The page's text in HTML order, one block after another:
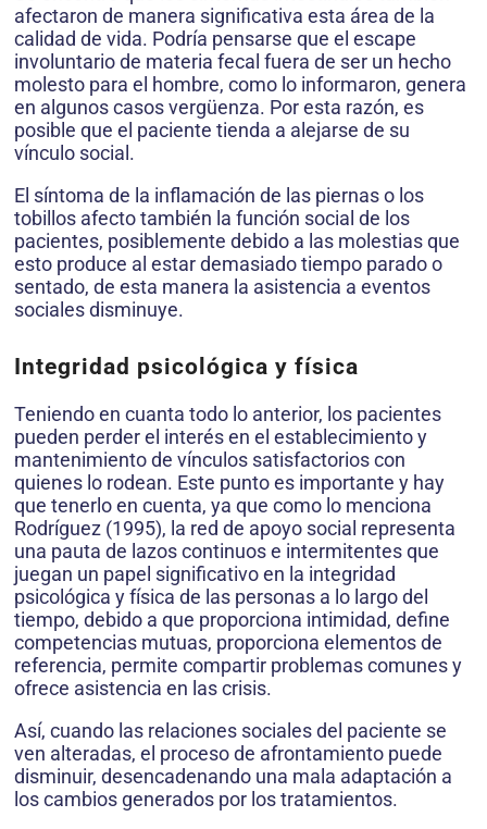
afectaron de manera significativa esta área de la
calidad de vida. Podría pensarse que el escape
involuntario de materia fecal fuera de ser un hecho
molesto para el hombre, como lo informaron, genera
en algunos casos ver­güenza. Por esta razón, es
posible que el pa­ciente tienda a alejarse de su
vínculo social.
El síntoma de la inflamación de las piernas o los
tobillos afecto también la función social de los
pacientes, posiblemente debido a las molestias que
esto produce al estar demasiado tiempo parado o
sentado, de esta manera la asistencia a eventos
sociales disminuye.
Integridad psicológica y física
Teniendo en cuanta todo lo anterior, los pacientes
pueden perder el interés en el establecimiento y
mantenimiento de vínculos sa­tisfactorios con
quienes lo rodean. Este punto es importante y hay
que tenerlo en cuenta, ya que como lo menciona
Rodríguez (1995), la red de apoyo social representa
una pauta de lazos continuos e intermitentes que
juegan un papel significativo en la integridad
psicológica y física de las personas a lo largo del
tiempo, debido a que proporciona intimidad, define
competencias mutuas, proporciona elementos de
referencia, permite compartir problemas comunes y
ofrece asistencia en las crisis.
Así, cuando las relaciones sociales del paciente se
ven alteradas, el proceso de afrontamiento puede
disminuir, desencadenando una mala adaptación a
los cambios generados por los tratamientos.